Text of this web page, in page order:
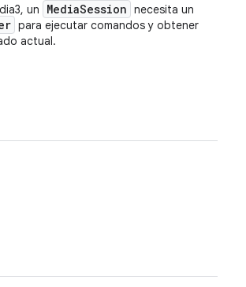
un MediaSession necesita un
para ejecutar comandos y obtener
actual.